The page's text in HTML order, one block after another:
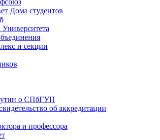
Дома студентов
и секции
о СПбГУП
об аккредитации
и профессора